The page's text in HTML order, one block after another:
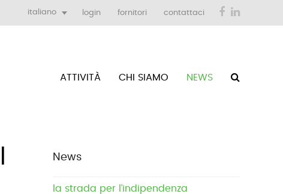
italiano login fornitori contattaci Facebook
ATTIVITÀ CHI SIAMO NEWS
News
la strada per l’indipendenza